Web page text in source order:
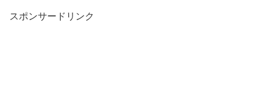
スポンサードリンク